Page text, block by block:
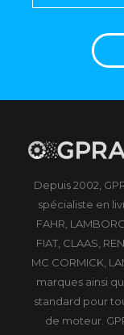
Depuis 2002,
spécialiste en
FAHR,
FIAT, CLAAS,
MC CORMICK,
marques ainsi
standard pour
de moteur.